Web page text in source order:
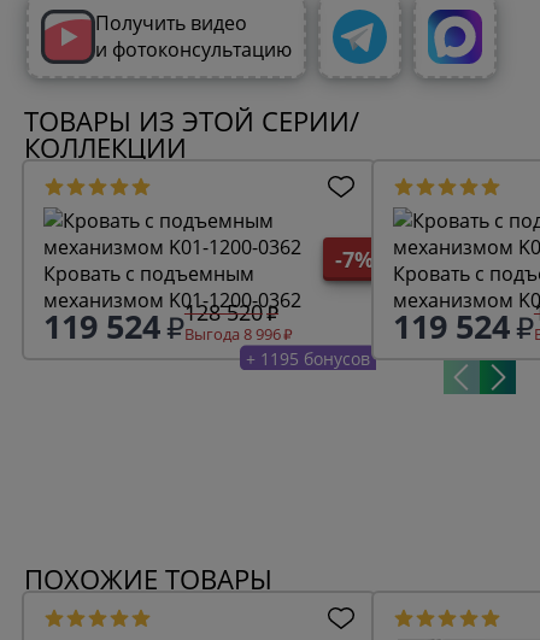
Получить видео
и фотоконсультацию
ТОВАРЫ ИЗ ЭТОЙ СЕРИИ/
КОЛЛЕКЦИИ
-7%
Кровать с подъемным
механизмом K01-1200-0362
119 524 128 520
Выгода 8 996
+ 1195 бонусов
Кровать с
механизмом
119 524
ПОХОЖИЕ ТОВАРЫ